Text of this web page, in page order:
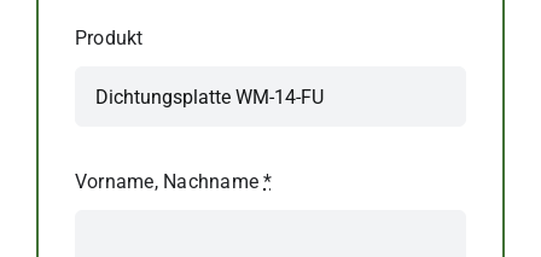
Produkt
Vorname, Nachname*